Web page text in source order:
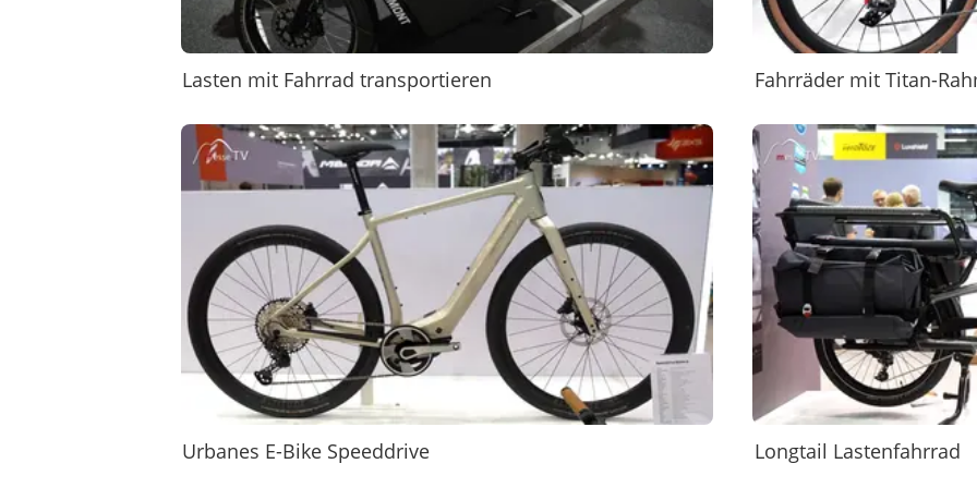
Lasten mit Fahrrad transportieren Fahrräder mit Titan-
Urbanes E-Bike Speeddrive Longtail Lastenfahrrad